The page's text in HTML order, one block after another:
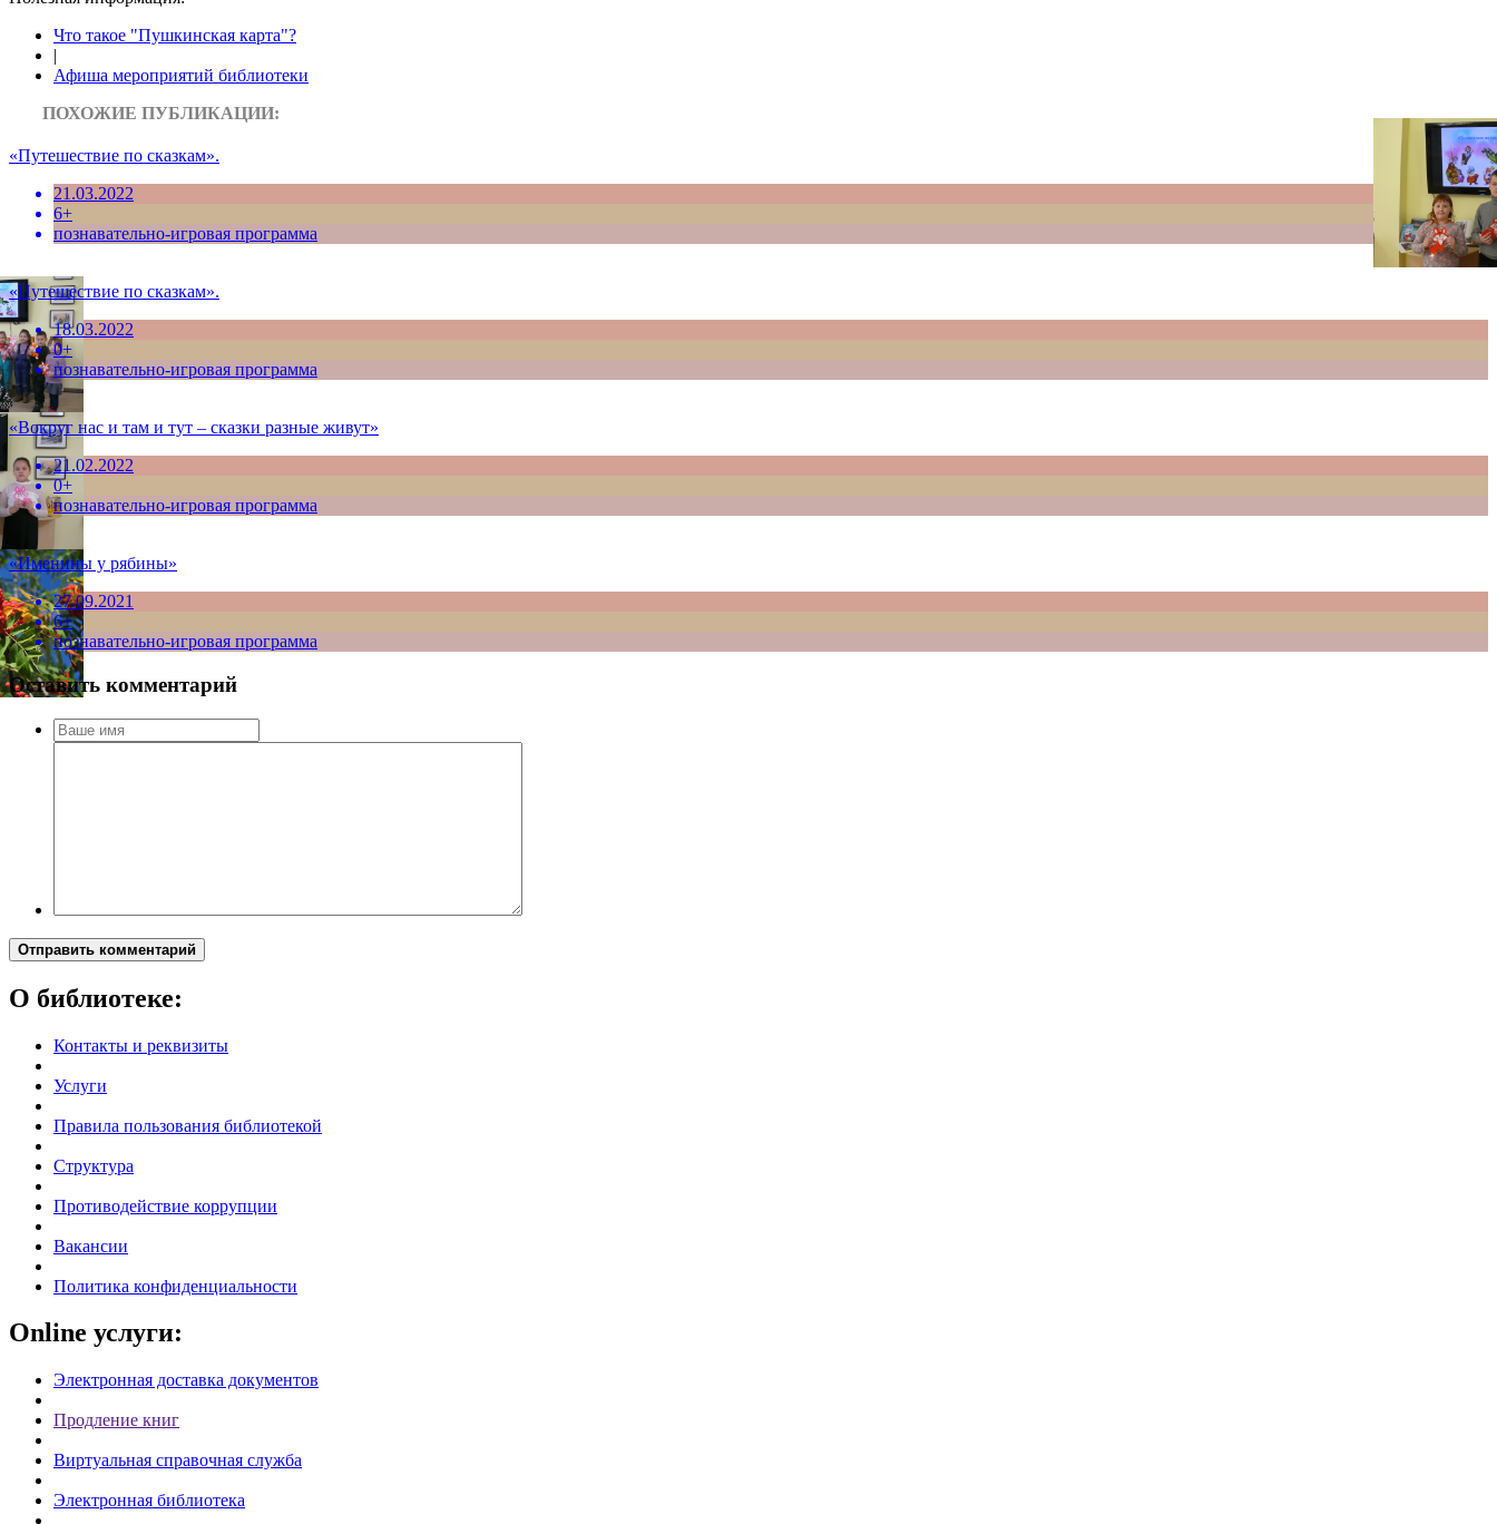
Что такое "Пушкинская карта"?
|
Афиша мероприятий библиотеки
ПОХОЖИЕ ПУБЛИКАЦИИ:
«Путешествие по сказкам».
21.03.2022
6+
познавательно-игровая программа
«Путешествие по сказкам».
18.03.2022
0+
познавательно-игровая программа
«Вокруг нас и там и тут – сказки разные живут»
21.02.2022
0+
познавательно-игровая программа
«Именины у рябины»
27.09.2021
6+
познавательно-игровая программа
Оставить комментарий
Отправить комментарий
О библиотеке:
Контакты и реквизиты
Услуги
Правила пользования библиотекой
Структура
Противодействие коррупции
Вакансии
Политика конфиденциальности
Online услуги:
Электронная доставка документов
Продление книг
Виртуальная справочная служба
Электронная библиотека